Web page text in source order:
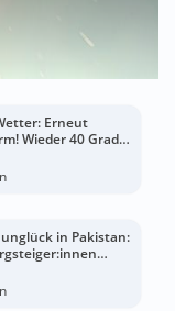
Erneut
Wieder 40 Grad
in Pakistan: